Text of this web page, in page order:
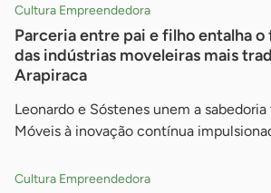
Cultura Empreendedora
Parceria entre pai e filho entalha
das indústrias moveleiras mais
Arapiraca
Leonardo e Sóstenes unem a
Móveis à inovação contínua
Cultura Empreendedora